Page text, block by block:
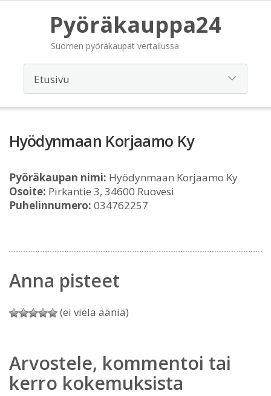
Pyöräkauppa24
Suomen pyöräkaupat vertailussa
Hyödynmaan Korjaamo Ky
Pyöräkaupan nimi: Hyödynmaan Korjaamo Ky
Osoite: Pirkantie 3, 34600 Ruovesi
Puhelinnumero: 034762257
Anna pisteet
(ei vielä ääniä)
Arvostele, kommentoi tai
kerro kokemuksista